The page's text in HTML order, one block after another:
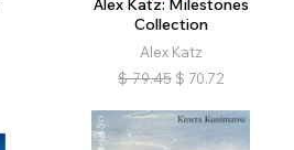
Alex Katz: Milestones
Collection
Alex Katz
$ 79.45 $ 70.72